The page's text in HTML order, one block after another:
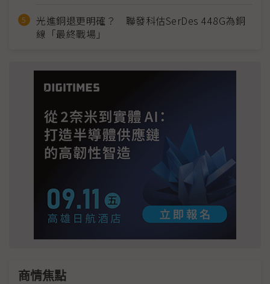
光進銅退更明確？ 聯發科估SerDes 448G為銅
線「最終戰場」
商情焦點